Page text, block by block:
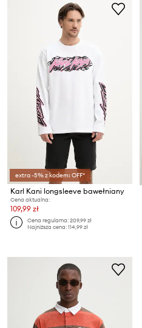
extra -5% z kodem: OFF*
Karl Kani longsleeve bawełniany
Cena aktualna:
109,99 zł
Cena regularna:209,99 zł
Najniższa cena:114,99 zł